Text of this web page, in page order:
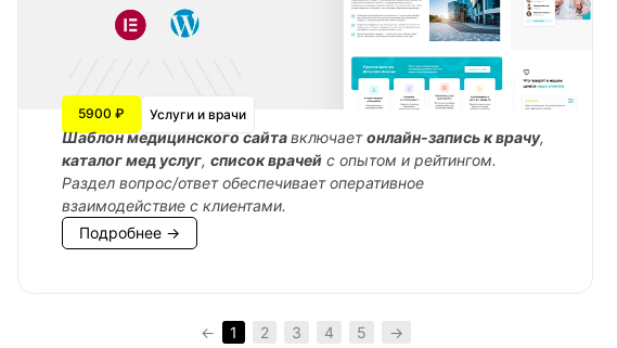
5900 ₽ Услуги и врачи
Шаблон медицинского сайтавключаетонлайн-запись к врачу,
каталог мед услуг,список врачей с опытом и рейтингом.
Раздел вопрос/ответ обеспечивает оперативное
взаимодействие с клиентами.
Подробнее →
← 1 2 3 4 5 →